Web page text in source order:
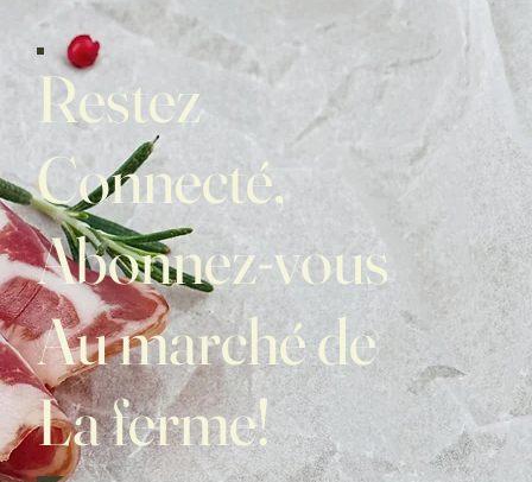
Restez
Connecté,
Abonnez-vous
Au marché de
La ferme!